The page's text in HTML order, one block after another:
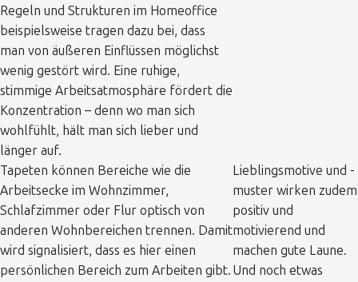
Regeln und Strukturen im Homeoffice
beispielsweise tragen dazu bei, dass
man von äußeren Einflüssen möglichst
wenig gestört wird. Eine ruhige,
stimmige Arbeitsatmosphäre fördert die
Konzentration – denn wo man sich
wohlfühlt, hält man sich lieber und
länger auf.
Tapeten können Bereiche wie die
Arbeitsecke im Wohnzimmer,
Schlafzimmer oder Flur optisch von
anderen Wohnbereichen trennen. Damit
wird signalisiert, dass es hier einen
persönlichen Bereich zum Arbeiten gibt.
Lieblingsmotive und -
muster wirken zudem
positiv und
motivierend und
machen gute Laune.
Und noch etwas